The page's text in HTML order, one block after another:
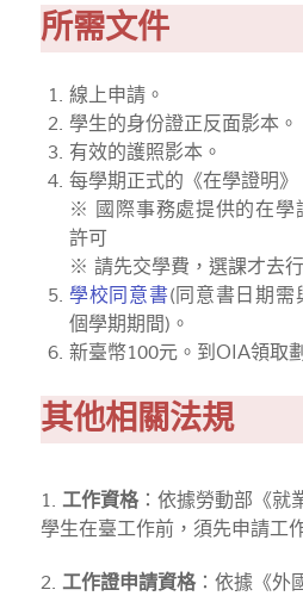
所需文件
線上申請。
學生的身份證正反面影本。
有效的護照影本。
每學期正式的《在學證明》
※ 國際事務處提供的在學
許可
※ 請先交學費，選課才去
學校同意書(同意書日期需
個學期期間)。
新臺幣100元。到OIA領取
其他相關法規
1. 工作資格：依據勞動部《就
學生在臺工作前，須先申請工
2. 工作證申請資格：依據《外